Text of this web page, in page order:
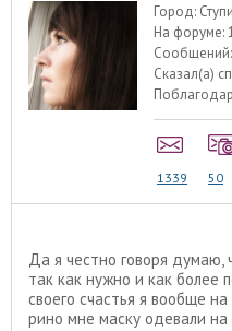
Город:
На форуме:
Сказал(а)
1339 50
Да я честно говоря думаю,
так как нужно и как более
своего счастья я вообще
рино мне маску одевали на